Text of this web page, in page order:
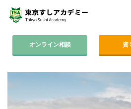
オンライン相談 資
コース案内
集中コース│2